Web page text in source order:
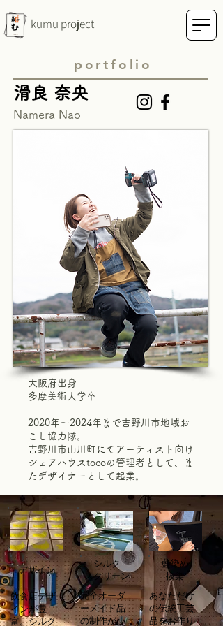
kumu project
portfolio
Namera Nao
滑良 奈央
大阪府出身
多摩美術大学卒
​2020年～2024年まで吉野川市地域お
こし協力隊。
吉野川市山川町にてアーティスト向け
シェアハウスtocoの管理者として、ま
たデザイナーとして起業。
デザイン
飲食店デザ
インが豊
富。シルク
シルク
スクリーン
完全オーダ
ーメイド品
の制作が小
藍染め
抜染
あなただけ
の伝統工芸
品をお作り